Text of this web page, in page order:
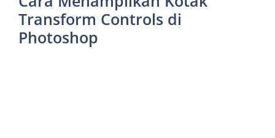
Transform Controls di
Photoshop